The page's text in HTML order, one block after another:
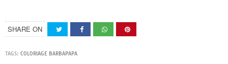
SHARE ON
TAGS: COLORIAGE BARBAPAPA